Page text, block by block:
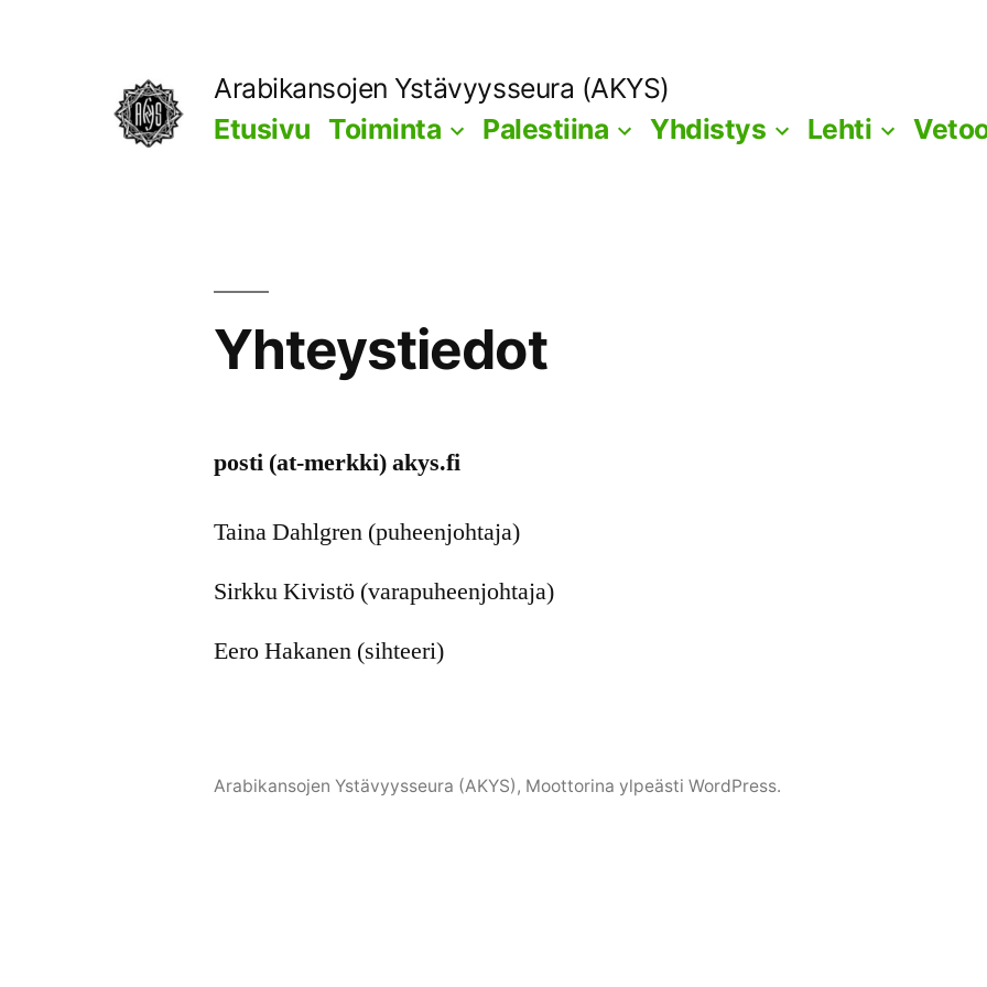
Arabikansojen Ystävyysseura (AKYS)
Etusivu Toiminta Palestiina Yhdistys Lehti
Yhteystiedot
posti (at-merkki) akys.fi
Taina Dahlgren (puheenjohtaja)
Sirkku Kivistö (varapuheenjohtaja)
Eero Hakanen (sihteeri)
Arabikansojen Ystävyysseura (AKYS) , Moottorina ylpeästi WordPress.